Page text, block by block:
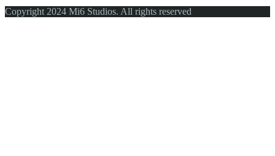
Copyright 2024 Mi6 Studios. All rights reserved